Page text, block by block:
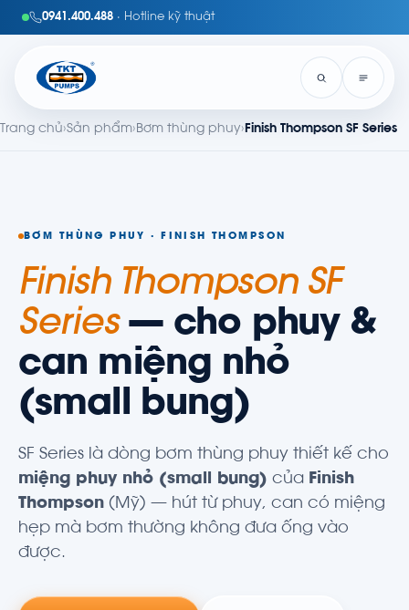
0941.400.488 · Hotline kỹ thuật
Trang chủ›Sản phẩm›Bơm thùng phuy›Finish Thompson SF Series
BƠM THÙNG PHUY · FINISH THOMPSON
Finish Thompson SF
Series— cho phuy &
can miệng nhỏ
(small bung)
SF Series là dòng bơm thùng phuy thiết kế cho
miệng phuy nhỏ (small bung) của Finish
Thompson (Mỹ) — hút từ phuy, can có miệng
hẹp mà bơm thường không đưa ống vào
được.